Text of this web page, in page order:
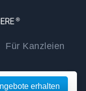
Für Kanzleien
erhalten